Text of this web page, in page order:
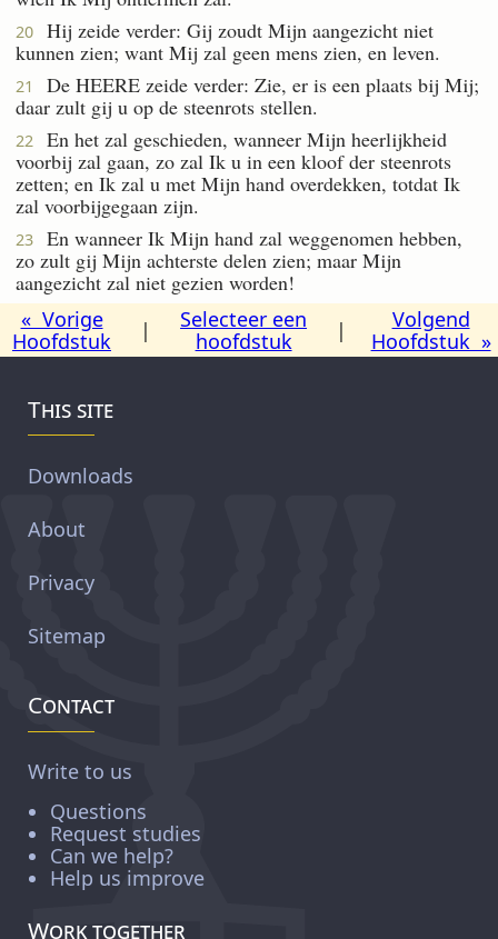
20
Hij zeide verder: Gij zoudt Mijn aangezicht niet
kunnen zien; want Mij zal geen mens zien, en leven.
21
De HEERE zeide verder: Zie, er is een plaats bij Mij;
daar zult gij u op de steenrots stellen.
22
En het zal geschieden, wanneer Mijn heerlijkheid
voorbij zal gaan, zo zal Ik u in een kloof der steenrots
zetten; en Ik zal u met Mijn hand overdekken, totdat Ik
zal voorbijgegaan zijn.
23
En wanneer Ik Mijn hand zal weggenomen hebben,
zo zult gij Mijn achterste delen zien; maar Mijn
aangezicht zal niet gezien worden!
« Vorige
Hoofdstuk
|
Selecteer een
hoofdstuk
|
Volgend
Hoofdstuk »
This site
Downloads
About
Privacy
Sitemap
Contact
Write to us
Questions
Request studies
Can we help?
Help us improve
Work together